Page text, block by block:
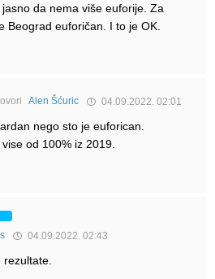
da nema više euforije. Za
Beograd euforičan. I to je OK.
Alen Šćuric 04.09.2022. 02:01
nego sto je euforican.
od 100% iz 2019.
04.09.2022. 02:43